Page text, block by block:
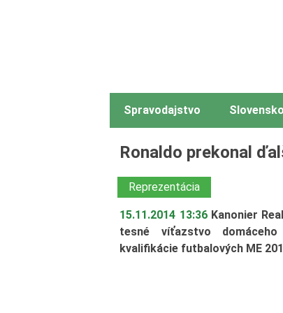
Spravodajstvo Slovensko
Ronaldo prekonal
Reprezentácia
15.11.2014 13:36 Kanonier
tesné víťazstvo
kvalifikácie futbalových ME